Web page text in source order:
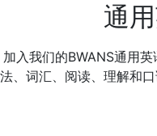
通
加入我们的BWANS通用
法、词汇、阅读、理解和